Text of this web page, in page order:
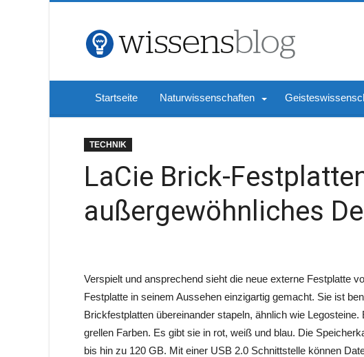
Startseite Naturwissenschaften
TECHNIK
LaCie Brick-
außergewöhnliches
Verspielt und ansprechend sieht die neue externe Festplatte
Festplatte in seinem Aussehen einzigartig gemacht. Sie ist
Brickfestplatten übereinander stapeln, ähnlich wie
grellen Farben. Es gibt sie in rot, weiß und blau. Die
bis hin zu 120 GB. Mit einer USB 2.0 Schnittstelle können